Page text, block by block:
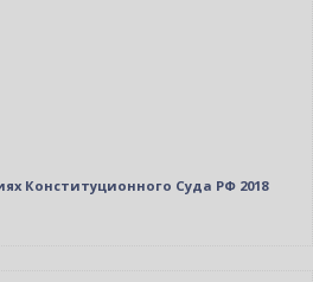
Конституционного Суда РФ 2018